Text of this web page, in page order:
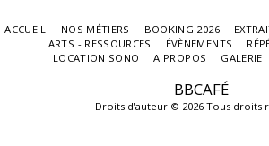
BBCAFÉ
Droits d'auteur © 2026 Tous droits
ACCUEIL NOS MÉTIERS BOOKING 2026
ARTS - RESSOURCES
ÉVÈNEMENTS
LOCATION SONO
A PROPOS GALERIE